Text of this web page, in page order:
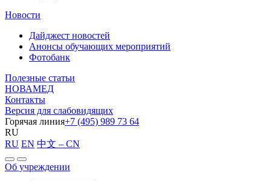
Новости
Дайджест новостей
Анонсы обучающих мероприятий
Фотобанк
Полезные статьи
НОВАМЕД
Контакты
Версия для слабовидящих
Горячая линия+7 (495) 989 73 64
RU
RU EN 中文 – CN
Об учреждении